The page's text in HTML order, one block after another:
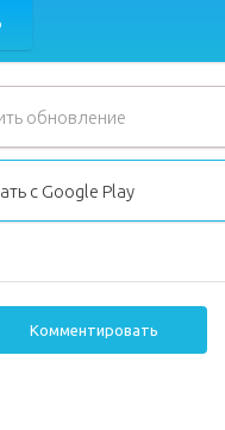
обновление
с Google Play
Комментировать